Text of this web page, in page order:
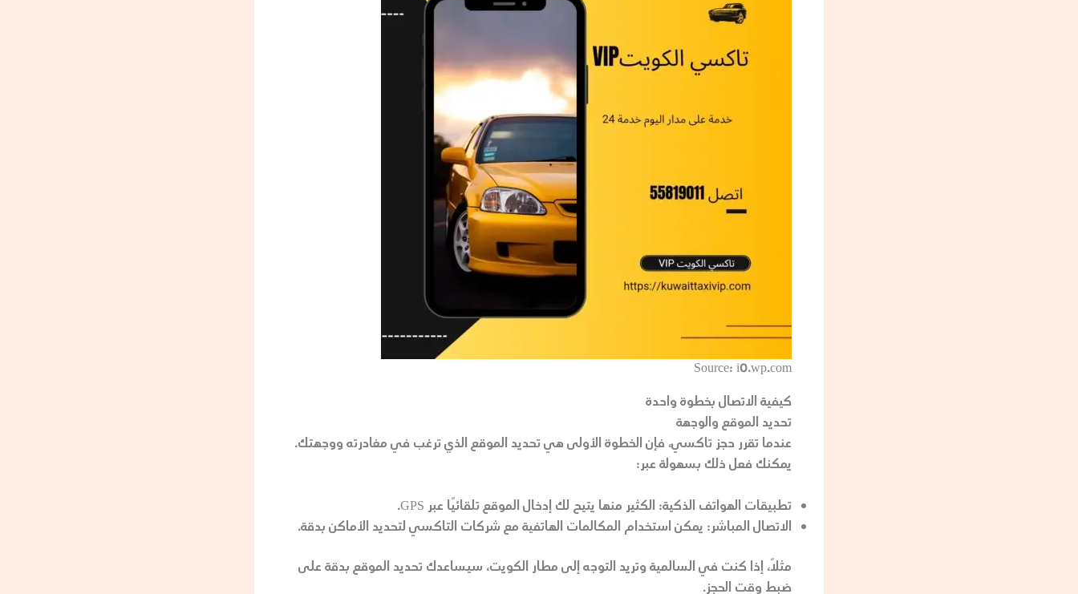
Source: i0.wp.com
كيفية الاتصال بخطوة واحدة
تحديد الموقع والوجهة
عندما تقرر حجز تاكسي، فإن الخطوة الأولى هي تحديد الموقع الذي ترغب في مغادرته ووجهتك.
يمكنك فعل ذلك بسهولة عبر:
تطبيقات الهواتف الذكية: الكثير منها يتيح لك إدخال الموقع تلقائيًا عبر GPS.
الاتصال المباشر: يمكن استخدام المكالمات الهاتفية مع شركات التاكسي لتحديد الأماكن بدقة.
مثلاً، إذا كنت في السالمية وتريد التوجه إلى مطار الكويت، سيساعدك تحديد الموقع بدقة على
ضبط وقت الحجز.